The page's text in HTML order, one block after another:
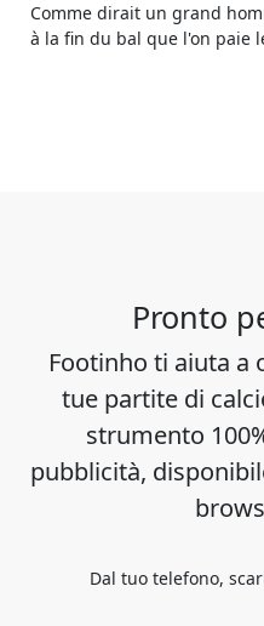
Comme dirait un grand
à la fin du bal que l'on paie
Pronto
Footinho ti aiuta a
tue partite di
strumento
pubblicità,
Dal tuo telefono,